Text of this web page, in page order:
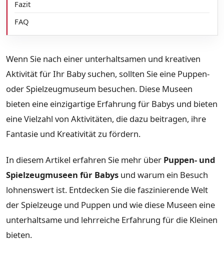
Fazit
FAQ
Wenn Sie nach einer unterhaltsamen und kreativen
Aktivität für Ihr Baby suchen, sollten Sie eine Puppen-
oder Spielzeugmuseum besuchen. Diese Museen
bieten eine einzigartige Erfahrung für Babys und bieten
eine Vielzahl von Aktivitäten, die dazu beitragen, ihre
Fantasie und Kreativität zu fördern.
In diesem Artikel erfahren Sie mehr über Puppen- und
Spielzeugmuseen für Babys und warum ein Besuch
lohnenswert ist. Entdecken Sie die faszinierende Welt
der Spielzeuge und Puppen und wie diese Museen eine
unterhaltsame und lehrreiche Erfahrung für die Kleinen
bieten.